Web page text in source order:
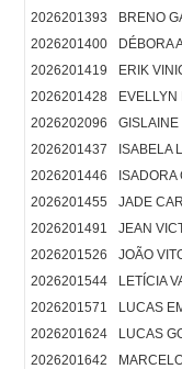
2026201393
BRENO
2026201400
DÉBORA
2026201419
ERIK
2026201428
EVELLYN
2026202096
2026201437
ISABELA
2026201446
ISADORA
2026201455
JADE
2026201491
JEAN
2026201526
JOÃO
2026201544
LETÍCIA
2026201571
LUCAS
2026201624
LUCAS
2026201642